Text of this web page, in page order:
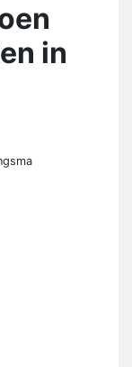
in